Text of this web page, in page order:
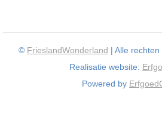
© FrieslandWonderland | Alle
Realisatie website:
Powered by